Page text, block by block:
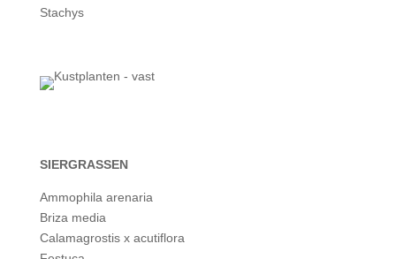
Stachys
SIERGRASSEN
Ammophila arenaria
Briza media
Calamagrostis x acutiflora